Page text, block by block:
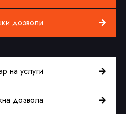
дозволи
на услуги
дозвола